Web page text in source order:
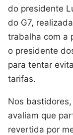
do presidente
do G7,
trabalha com a
o presidente
para tentar
tarifas.
Nos
avaliam que
revertida por